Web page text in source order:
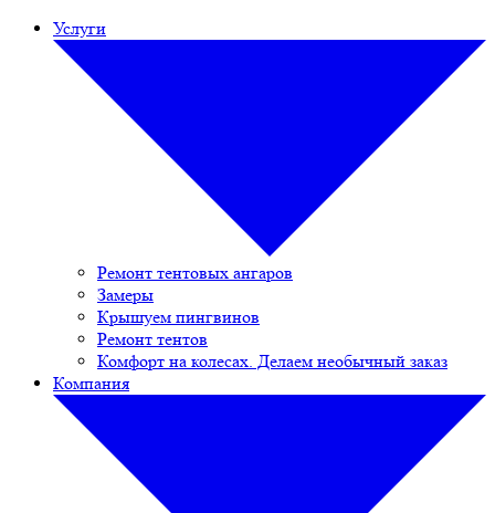
Услуги
Ремонт тентовых ангаров
Замеры
Крышуем пингвинов
Ремонт тентов
Комфорт на колесах. Делаем необычный заказ
Компания